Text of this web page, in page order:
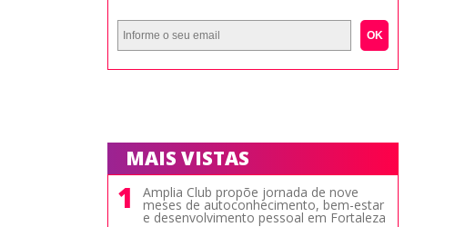
OK
MAIS VISTAS
1 Amplia Club propõe jornada de nove
meses de autoconhecimento, bem-estar
e desenvolvimento pessoal em Fortaleza